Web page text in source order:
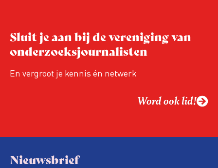
Sluit je aan bij de vereniging van
onderzoeksjournalisten
En vergroot je kennis én netwerk
Word ook lid!
Nieuwsbrief